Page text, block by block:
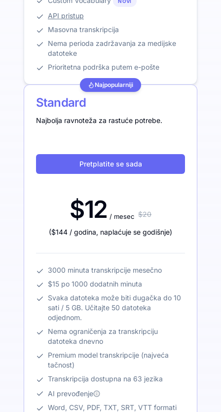
API pristup
Masovna transkripcija
Nema perioda zadržavanja za medijske
datoteke
Prioritetna podrška putem e-pošte
Najpopularniji
Standard
Najbolja ravnoteža za rastuće potrebe.
Pretplatite se sada
$12 / mesec $20
($144 / godina, naplaćuje se godišnje)
3000 minuta transkripcije mesečno
$15 po 1000 dodatnih minuta
Svaka datoteka može biti dugačka do 10
sati / 5 GB. Učitajte 50 datoteka
odjednom.
Nema ograničenja za transkripciju
datoteka dnevno
Premium model transkripcije (najveća
tačnost)
Transkripcija dostupna na 63 jezika
AI prevođenje
Word, CSV, PDF, TXT, SRT, VTT formati